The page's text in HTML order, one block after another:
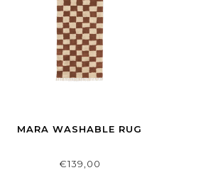
MARA WASHABLE RUG
€139,00